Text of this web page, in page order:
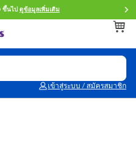
ขึ้นไป ดูข้อมูลเพิ่มเติม
เข้าสู่ระบบ / สมัครสมาชิก
สวมบทบาทเป็นฮีโร่